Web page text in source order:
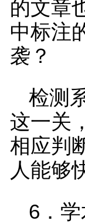
的文章
中标注
袭？
检测
这一关
相应判
人能够
6．